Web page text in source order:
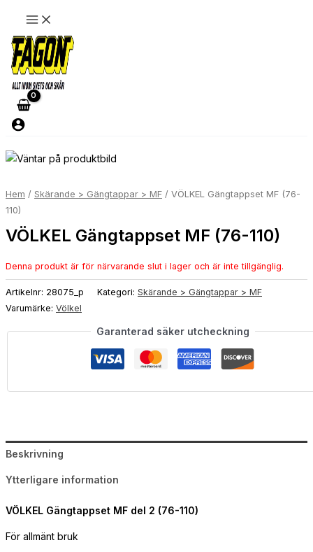
innehåll
Hem / Skärande > Gängtappar > MF / VÖLKEL Gängtappset MF (76-
110)
VÖLKEL Gängtappset MF (76-110)
Denna produkt är för närvarande slut i lager och är inte tillgänglig.
Artikelnr: 28075_p Kategori: Skärande > Gängtappar > MF
Varumärke: Völkel
Garanterad säker utcheckning
Beskrivning
Ytterligare information
VÖLKEL Gängtappset MF del 2 (76-110)
För allmänt bruk
Prisintervall:
104095 kr130119 kr
Prisintervall:
2481 kr3101 kr